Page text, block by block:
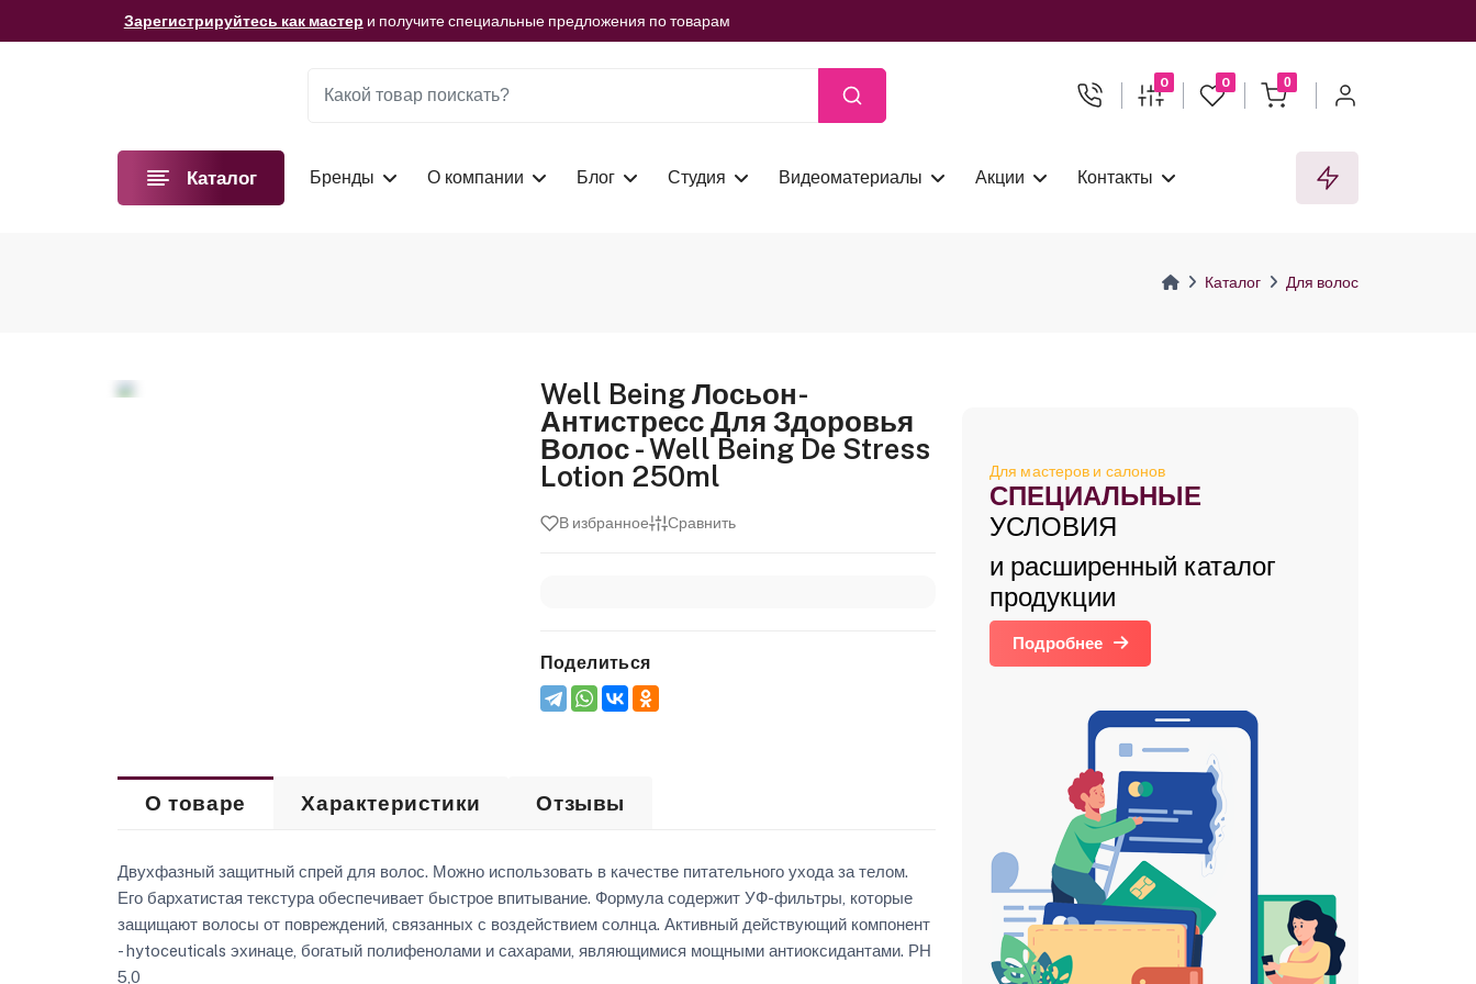
Зарегистрируйтесь как мастер и получите специальные предложения по товарам
Мы подготовили для вас видеоматериалы! Смотреть сейчас
0 0 0
Каталог Бренды О компании Блог Студия Видеоматериалы Акции Контакты
Каталог Для волос
Well Being Лосьон-
Антистресс Для Здоровья
Волос - Well Being De Stress
Lotion 250ml
В избранное Сравнить
Поделиться
О товаре Характеристики Отзывы
Двухфазный защитный спрей для волос. Можно использовать в качестве питательного ухода за телом.
Его бархатистая текстура обеспечивает быстрое впитывание. Формула содержит УФ-фильтры, которые
защищают волосы от повреждений, связанных с воздействием солнца. Активный действующий компонент
- hytoceuticals эхинаце, богатый полифенолами и сахарами, являющимися мощными антиоксидантами. РН
5,0
Для мастеров и салонов
СПЕЦИАЛЬНЫЕ
УСЛОВИЯ
и расширенный каталог
продукции
Подробнее